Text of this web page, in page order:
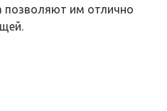
позволяют им отлично